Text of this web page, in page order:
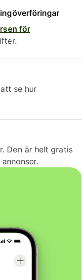
för
se hur
Den är helt gratis